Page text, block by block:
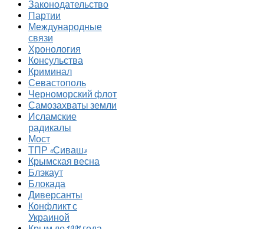
Законодательство
Партии
Международные
связи
Хронология
Консульства
Криминал
Севастополь
Черноморский флот
Самозахваты земли
Исламские
радикалы
Мост
ТПР «Сиваш»
Крымская весна
Блэкаут
Блокада
Диверсанты
Конфликт с
Украиной